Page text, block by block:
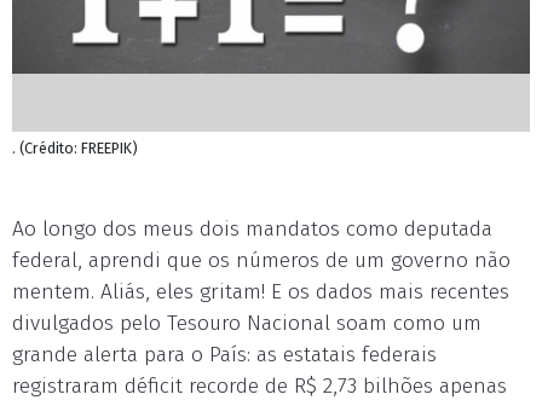
. (Crédito: FREEPIK)
Ao longo dos meus dois mandatos como deputada
federal, aprendi que os números de um governo não
mentem. Aliás, eles gritam! E os dados mais recentes
divulgados pelo Tesouro Nacional soam como um
grande alerta para o País: as estatais federais
registraram déficit recorde de R$ 2,73 bilhões apenas